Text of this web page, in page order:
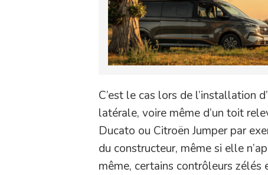
C’est le cas lors de l’installation
latérale, voire même d’un toit
Ducato ou Citroën Jumper par
du constructeur, même si elle
même, certains contrôleurs